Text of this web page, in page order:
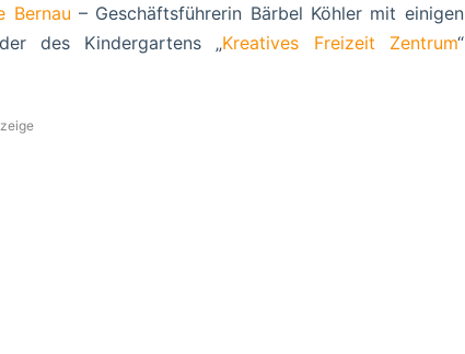
Bernau – Geschäftsführerin Bärbel Köhler mit einigen
des Kindergartens „Kreatives Freizeit Zentrum“